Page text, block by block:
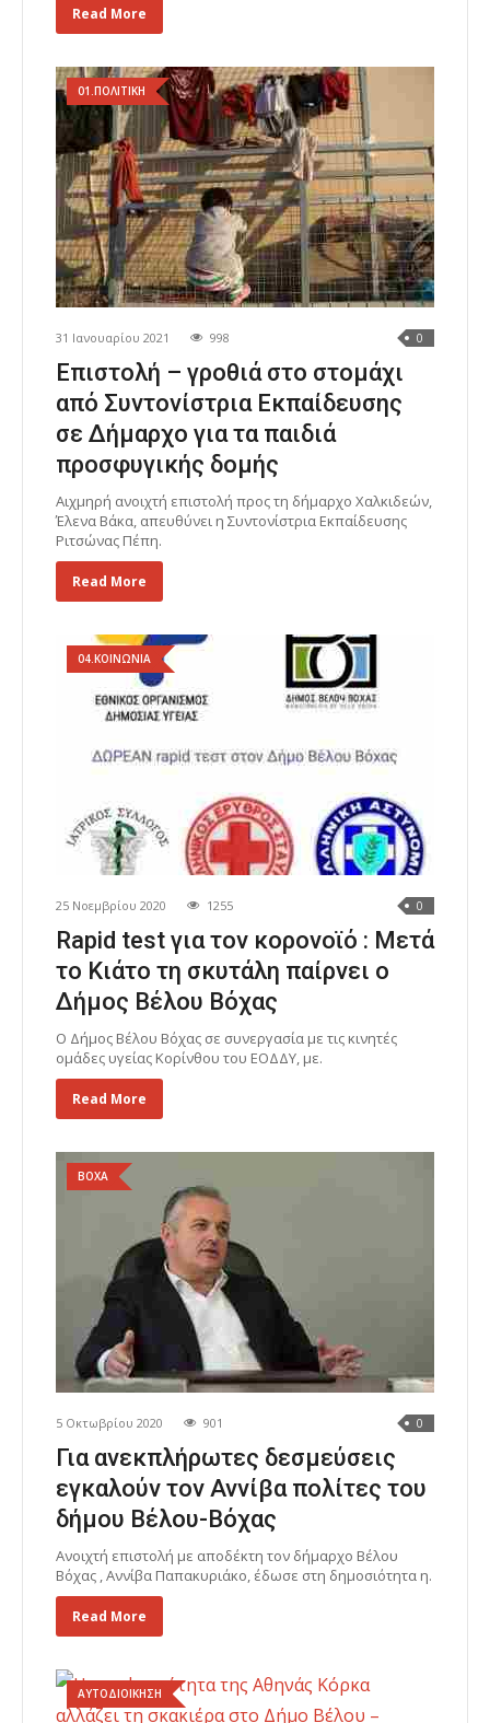
Read More
01.ΠΟΛΙΤΙΚΗ
31 Ιανουαρίου 2021 998 0
Επιστολή – γροθιά στο στομάχι
από Συντονίστρια Εκπαίδευσης
σε Δήμαρχο για τα παιδιά
προσφυγικής δομής
Αιχμηρή ανοιχτή επιστολή προς τη δήμαρχο Χαλκιδεών,
Έλενα Βάκα, απευθύνει η Συντονίστρια Εκπαίδευσης
Ριτσώνας Πέπη.
Read More
04.ΚΟΙΝΩΝΙΑ
25 Νοεμβρίου 2020 1255 0
Rapid test για τον κορονοϊό : Μετά
το Κιάτο τη σκυτάλη παίρνει ο
Δήμος Bέλου Βόχας
Ο Δήμος Βέλου Βόχας σε συνεργασία με τις κινητές
ομάδες υγείας Κορίνθου του ΕΟΔΔΥ, με.
Read More
ΒΟΧΑ
5 Οκτωβρίου 2020 901 0
Για ανεκπλήρωτες δεσμεύσεις
εγκαλούν τον Αννίβα πολίτες του
δήμου Βέλου-Βόχας
Ανοιχτή επιστολή με αποδέκτη τον δήμαρχο Βέλου
Βόχας , Αννίβα Παπακυριάκο, έδωσε στη δημοσιότητα η.
Read More
ΑΥΤΟΔΙΟΙΚΗΣΗ